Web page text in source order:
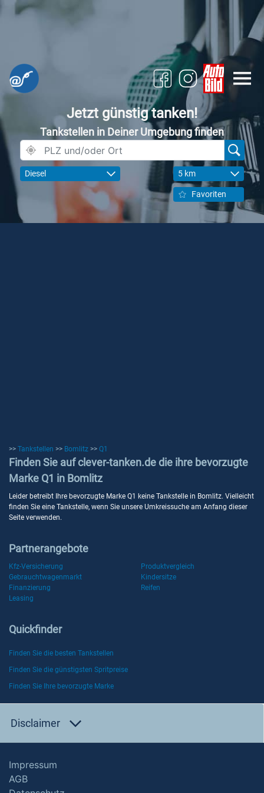
Jetzt günstig tanken!
Tankstellen in Deiner Umgebung finden
Diesel 5 km
Favoriten
>> Tankstellen >> Bomlitz >> Q1
Finden Sie auf clever-tanken.de die ihre bevorzugte
Marke Q1 in Bomlitz
Leider betreibt Ihre bevorzugte Marke Q1 keine Tankstelle in Bomlitz. Vielleicht
finden Sie eine Tankstelle, wenn Sie unsere Umkreissuche am Anfang dieser
Seite verwenden.
Partnerangebote
Kfz-Versicherung
Produktvergleich
Gebrauchtwagenmarkt
Kindersitze
Finanzierung
Reifen
Leasing
Quickfinder
Finden Sie die besten Tankstellen
Finden Sie die günstigsten Spritpreise
Finden Sie Ihre bevorzugte Marke
Disclaimer
Impressum
AGB